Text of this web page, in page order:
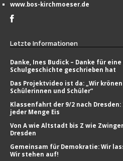
www.bos-kirchmoeser.de
Letzte Informationen
Danke, Ines Budick – Danke für
Schulgeschichte geschrieben hat
Das Projektvideo ist da: „Wir
Schülerinnen und Schüler“
Klassenfahrt der 9/2 nach
jeder Menge Eis
Von A wie Altstadt bis Z wie
Dresden
Gemeinsam für Demokratie: Wir
Wir stehen auf!